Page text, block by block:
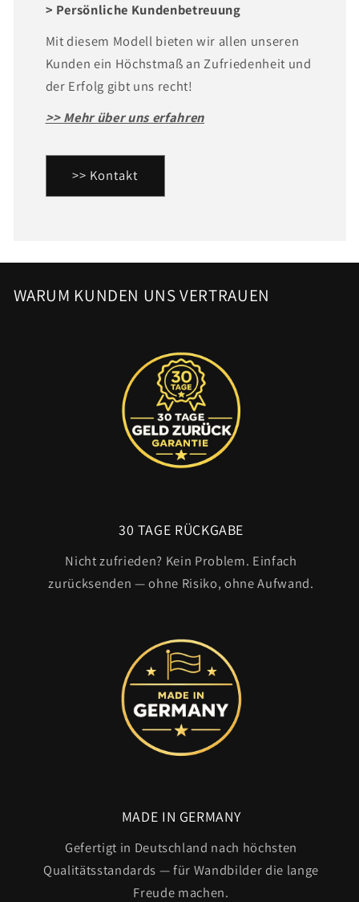
> Persönliche Kundenbetreuung
Mit diesem Modell bieten wir allen unseren
Kunden ein Höchstmaß an Zufriedenheit und
der Erfolg gibt uns recht!
>> Mehr über uns erfahren
>> Kontakt
WARUM KUNDEN UNS VERTRAUEN
30 TAGE RÜCKGABE
Nicht zufrieden? Kein Problem. Einfach
zurücksenden — ohne Risiko, ohne Aufwand.
MADE IN GERMANY
Gefertigt in Deutschland nach höchsten
Qualitätsstandards — für Wandbilder die lange
Freude machen.